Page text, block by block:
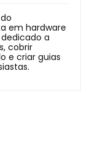
em hardware
a
cobrir
e criar guias